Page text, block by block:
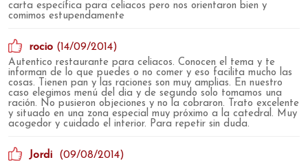
carta específica para celiacos pero nos orientaron bien y
comimos estupendamente
rocio (14/09/2014)
Autentico restaurante para celiacos. Conocen el tema y te
informan de lo que puedes o no comer y eso facilita mucho las
cosas. Tienen pan y las raciones son muy amplias. En nuestro
caso elegimos menú del dia y de segundo solo tomamos una
ración. No pusieron objeciones y no la cobraron. Trato excelente
y situado en una zona especial muy próximo a la catedral. Muy
acogedor y cuidado el interior. Para repetir sin duda.
Jordi (09/08/2014)